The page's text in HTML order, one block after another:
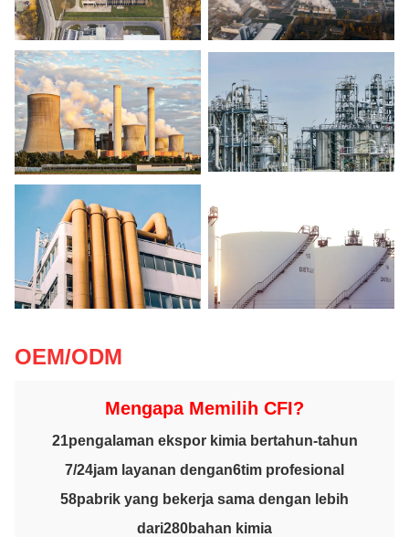
OEM/ODM
Mengapa Memilih CFI?
21pengalaman ekspor kimia bertahun-tahun
7/24jam layanan dengan6tim profesional
58pabrik yang bekerja sama dengan lebih
dari280bahan kimia